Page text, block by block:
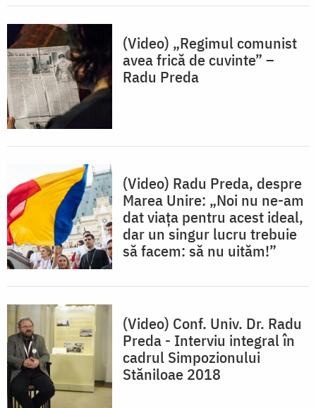
(Video) „Regimul comunist
avea frică de cuvinte” –
Radu Preda
(Video) Radu Preda, despre
Marea Unire: „Noi nu ne-am
dat viața pentru acest ideal,
dar un singur lucru trebuie
să facem: să nu uităm!”
(Video) Conf. Univ. Dr. Radu
Preda - Interviu integral în
cadrul Simpozionului
Stăniloae 2018